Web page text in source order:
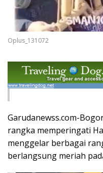
Oplus_131072
Garudanewss.com-
rangka memperingati
menggelar berbagai
berlangsung meriah